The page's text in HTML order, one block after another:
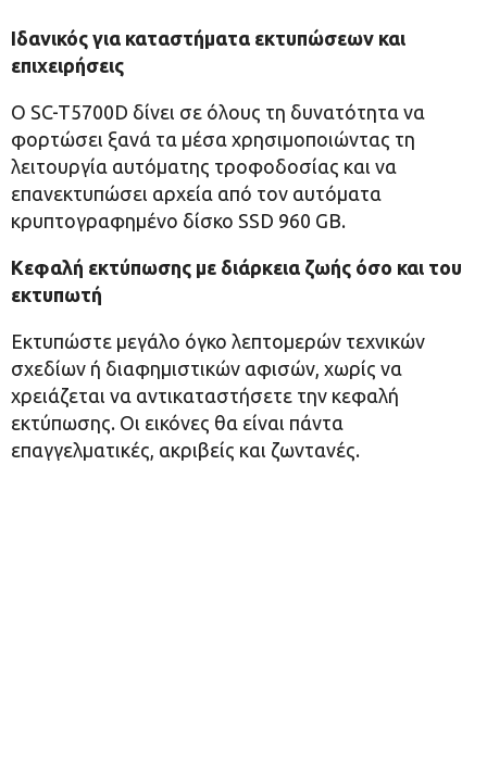
Ιδανικός για καταστήματα εκτυπώσεων και
επιχειρήσεις
Ο SC-T5700D δίνει σε όλους τη δυνατότητα να
φορτώσει ξανά τα μέσα χρησιμοποιώντας τη
λειτουργία αυτόματης τροφοδοσίας και να
επανεκτυπώσει αρχεία από τον αυτόματα
κρυπτογραφημένο δίσκο SSD 960 GB.
Κεφαλή εκτύπωσης με διάρκεια ζωής όσο και του
εκτυπωτή
Εκτυπώστε μεγάλο όγκο λεπτομερών τεχνικών
σχεδίων ή διαφημιστικών αφισών, χωρίς να
χρειάζεται να αντικαταστήσετε την κεφαλή
εκτύπωσης. Οι εικόνες θα είναι πάντα
επαγγελματικές, ακριβείς και ζωντανές.